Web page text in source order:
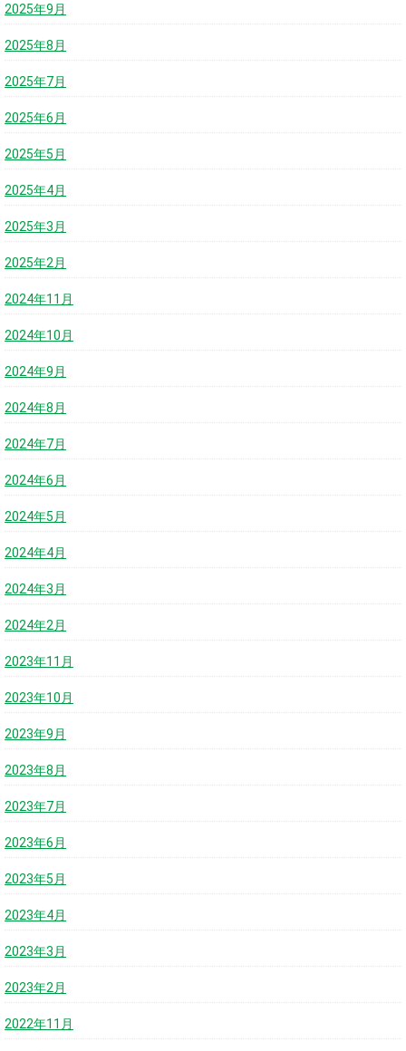
2025年9月
2025年8月
2025年7月
2025年6月
2025年5月
2025年4月
2025年3月
2025年2月
2024年11月
2024年10月
2024年9月
2024年8月
2024年7月
2024年6月
2024年5月
2024年4月
2024年3月
2024年2月
2023年11月
2023年10月
2023年9月
2023年8月
2023年7月
2023年6月
2023年5月
2023年4月
2023年3月
2023年2月
2022年11月